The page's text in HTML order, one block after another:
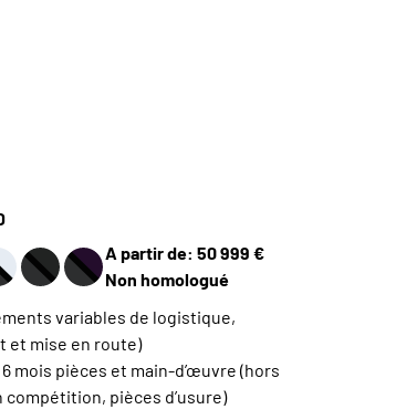
A partir de: 50 999 €
Non homologué
variables de logistique,
et mise en route)
mois pièces et main-d’œuvre (hors
compétition, pièces d’usure)